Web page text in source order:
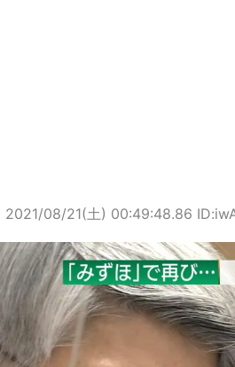
2021/08/21(土) 00:49:48.86